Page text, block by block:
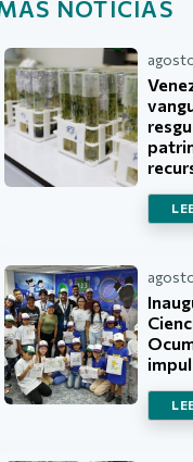
NOTICIAS